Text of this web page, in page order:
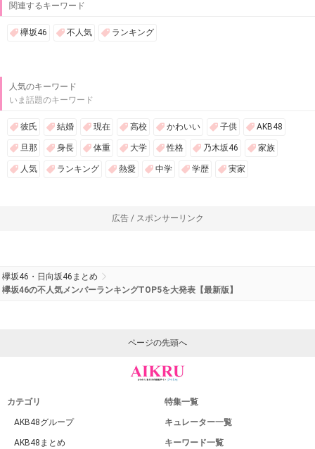
関連するキーワード
欅坂46 不人気 ランキング
人気のキーワード
いま話題のキーワード
彼氏 結婚 現在 高校 かわいい 子供 AKB48
旦那 身長 体重 大学 性格 乃木坂46 家族
人気 ランキング 熱愛 中学 学歴 実家
広告 / スポンサーリンク
欅坂46・日向坂46まとめ
欅坂46の不人気メンバーランキングTOP5を大発表【最新版】
ページの先頭へ
カテゴリ
AKB48グループ
AKB48まとめ
特集一覧
キュレーター一覧
キーワード一覧